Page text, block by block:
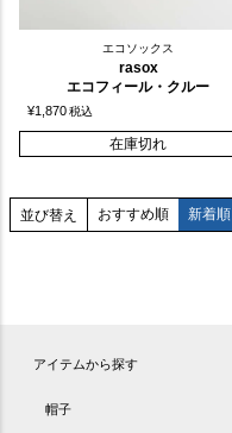
エコソックス
rasox
エコフィール・クルー
¥1,870税込
在庫切れ
並び替え おすすめ順 新着順
アイテムから探す
帽子